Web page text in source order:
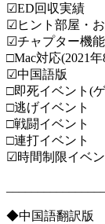
☑ED回収実績
☑ヒント部屋・
☑チャプター機能
□Mac対応(2021
☑中国語版
□即死イベント(
□逃げイベント
□戦闘イベント
□連打イベント
☑時間制限イベン
◆中国語翻訳版